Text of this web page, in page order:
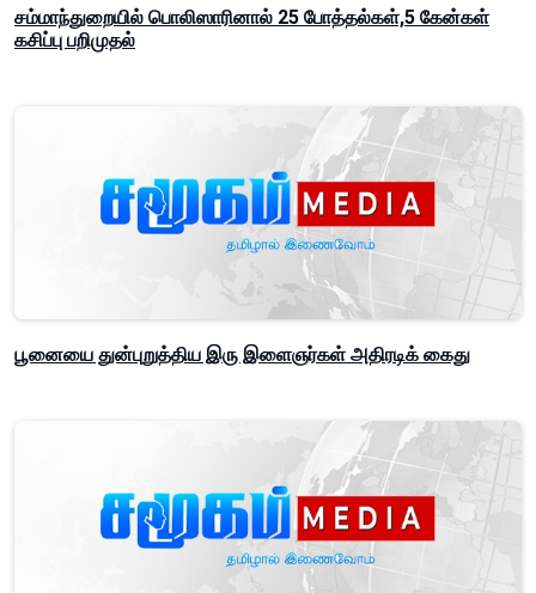
சம்மாந்துறையில் பொலிஸாரினால் 25 போத்தல்கள்,5 கேன்கள்
கசிப்பு பறிமுதல்
பூனையை துன்புறுத்திய இரு இளைஞர்கள் அதிரடிக் கைது